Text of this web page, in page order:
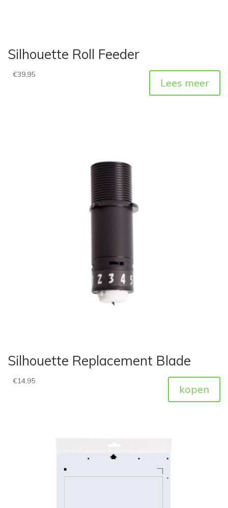
Silhouette Roll Feeder
€39,95
Lees meer
Silhouette Replacement Blade
€14,95
kopen